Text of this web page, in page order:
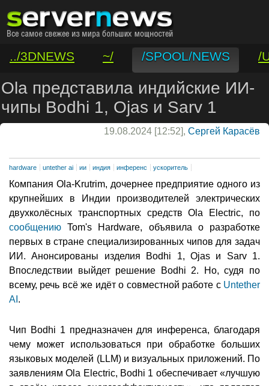
../3DNEWS ~/ /SPOOL/NEWS
/
/VAR/CONTACT
Ola представила индийские ИИ-
чипы Bodhi 1, Ojas и Sarv 1
19.08.2024 [12:52], Сергей Карасёв
hardware untether ai ии индия инференс ускоритель
Компания Ola-Krutrim, дочернее предприятие одного из
крупнейших в Индии производителей электрических
двухколёсных транспортных средств Ola Electric, по
сообщению Tom's Hardware, объявила о разработке
первых в стране специализированных чипов для задач
ИИ. Анонсированы изделия Bodhi 1, Ojas и Sarv 1.
Впоследствии выйдет решение Bodhi 2. Но, судя по
всему, речь всё же идёт о совместной работе с Untether
AI .
Чип Bodhi 1 предназначен для инференса, благодаря
чему может использоваться при обработке больших
языковых моделей (LLM) и визуальных приложений. По
заявлениям Ola Electric, Bodhi 1 обеспечивает «лучшую